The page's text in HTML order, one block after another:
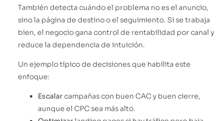
También detecta cuándo el problema no es el anuncio,
sino la página de destino o el seguimiento. Si se trabaja
bien, el negocio gana control de rentabilidad por canal y
reduce la dependencia de intuición.
Un ejemplo típico de decisiones que habilita este
enfoque:
Escalarcampañas con buen CAC y buen cierre,
aunque el CPC sea más alto.